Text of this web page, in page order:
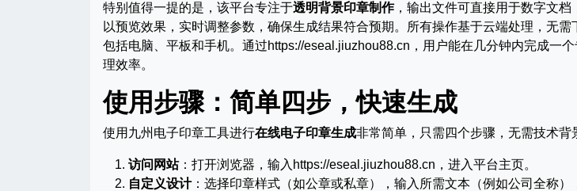
特别值得一提的是，该平台专注于透明背景印章制作，输出文件可直接用于数字文
以预览效果，实时调整参数，确保生成结果符合预期。所有操作基于云端处理，无需
包括电脑、平板和手机。通过https://eseal.jiuzhou88.cn，用户能在几分钟内完成一
理效率。
使用步骤：简单四步，快速生成
使用九州电子印章工具进行在线电子印章生成非常简单，只需四个步骤，无需技术背
访问网站：打开浏览器，输入https://eseal.jiuzhou88.cn，进入平台主页。
自定义设计：选择印章样式（如公章或私章），输入所需文本（例如公司全称）